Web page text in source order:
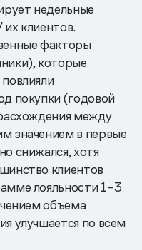
недельные
клиентов.
факторы
которые
покупки (годовой
между
значением в первые
снижался, хотя
клиентов
лояльности 1–3
объема
улучшается по всем